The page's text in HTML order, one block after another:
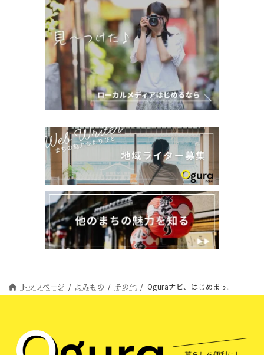
トップページ よみもの その他 Oguraナビ、はじめます。